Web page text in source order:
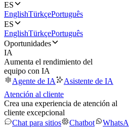
ES
EnglishTürkçePortuguês
ES
EnglishTürkçePortuguês
Oportunidades
IA
Aumenta el rendimiento del
equipo con IA
Agente de IA
Asistente de IA
Atención al cliente
Crea una experiencia de atención al
cliente excepcional
Chat para sitios
Chatbot